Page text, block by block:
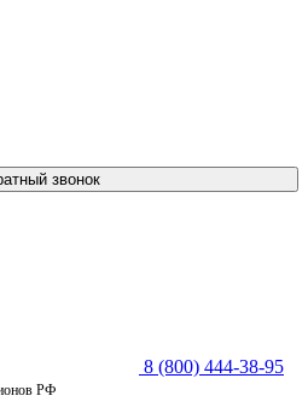
звонок
8 (800) 444-38-95
РФ